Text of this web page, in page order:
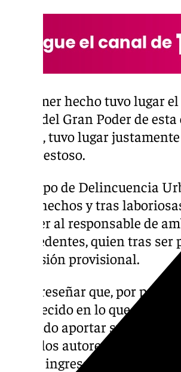
El primer hecho tuvo lugar
Jesús del Gran Poder de
índole, tuvo lugar
José Gestoso.
El Grupo de Delincuencia
estos hechos y tras
detener al responsable de
antecedentes, quien tras
en prisión provisional.
Es de reseñar que, por
esclarecido en lo que va de
logrando aportar
todos los autores de estos
hayan ingresado en prisión